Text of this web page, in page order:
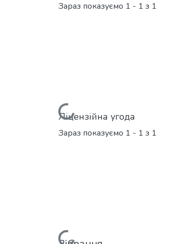
Зараз показуємо 1 - 1 з 1
Вантажиться...
Ліцензійна угода
Зараз показуємо 1 - 1 з 1